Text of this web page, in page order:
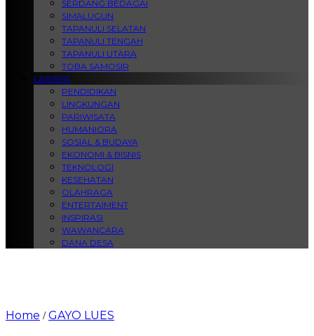
SERDANG BEDAGAI
SIMALUGUN
TAPANULI SELATAN
TAPANULI TENGAH
TAPANULI UTARA
TOBA SAMOSIR
LAINNYA
PENDIDIKAN
LINGKUNGAN
PARIWISATA
HUMANIORA
SOSIAL & BUDAYA
EKONOMI & BISNIS
TEKNOLOGI
KESEHATAN
OLAHRAGA
ENTERTAIMENT
INSPIRASI
WAWANCARA
DANA DESA
Home /GAYO LUES